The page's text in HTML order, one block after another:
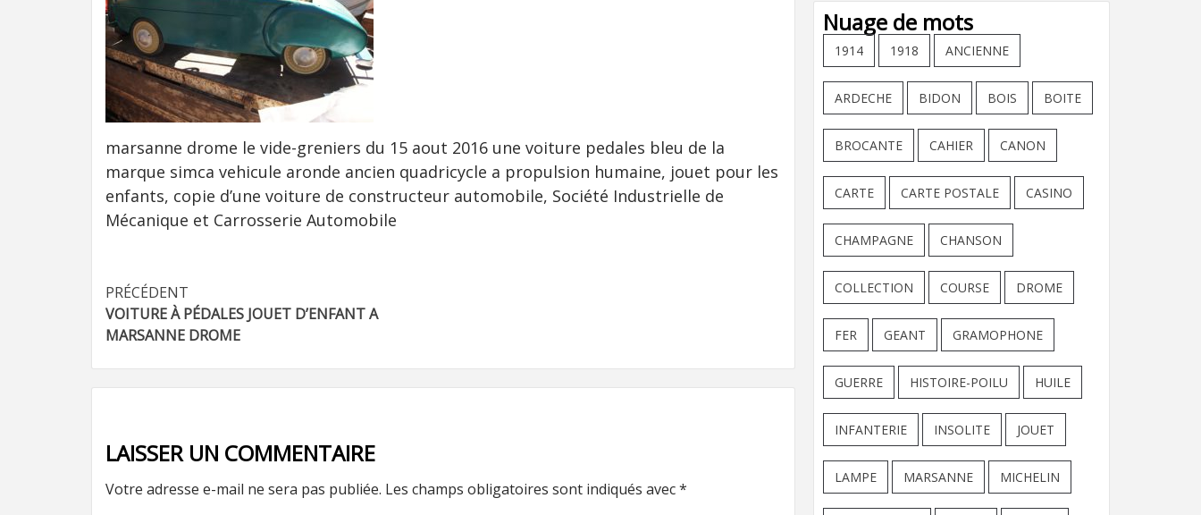
marsanne drome le vide-greniers du 15 aout 2016 une voiture pedales bleu de la
marque simca vehicule aronde ancien quadricycle a propulsion humaine, jouet pour les
enfants, copie d’une voiture de constructeur automobile, Société Industrielle de
Mécanique et Carrosserie Automobile
Navigation
d’article
PRÉCÉDENT
VOITURE À PÉDALES JOUET D’ENFANT A
MARSANNE DROME
LAISSER UN COMMENTAIRE
Votre adresse e-mail ne sera pas publiée. Les champs obligatoires sont indiqués avec*
Nuage de mots
1914 1918 ANCIENNE
ARDECHE BIDON BOIS BOITE
BROCANTE CAHIER CANON
CARTE CARTE POSTALE CASINO
CHAMPAGNE CHANSON
COLLECTION COURSE DROME
FER GEANT GRAMOPHONE
GUERRE HISTOIRE-POILU HUILE
INFANTERIE INSOLITE JOUET
LAMPE MARSANNE MICHELIN